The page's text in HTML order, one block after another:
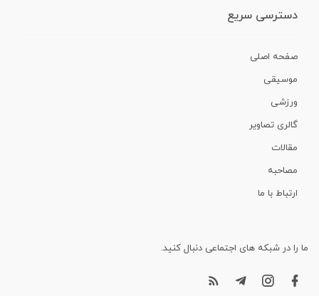
دسترسی سریع
صفحه اصلی
موسیقی
ورزشی
گالری تصاویر
مقالات
مصاحبه
ارتباط با ما
ما را در شبکه های اجتماعی دنبال کنید.